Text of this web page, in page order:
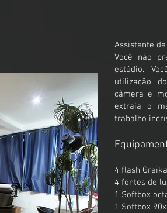
Assistente
Você não
estúdio.
utilização
câmera e
extraia o
trabalho
4 flash
4 fontes de
1 Softbox
1 Softbox